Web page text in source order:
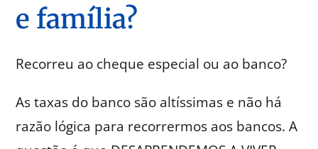
e família?
Recorreu ao cheque especial ou ao banco?
As taxas do banco são altíssimas e não há
razão lógica para recorrermos aos bancos. A